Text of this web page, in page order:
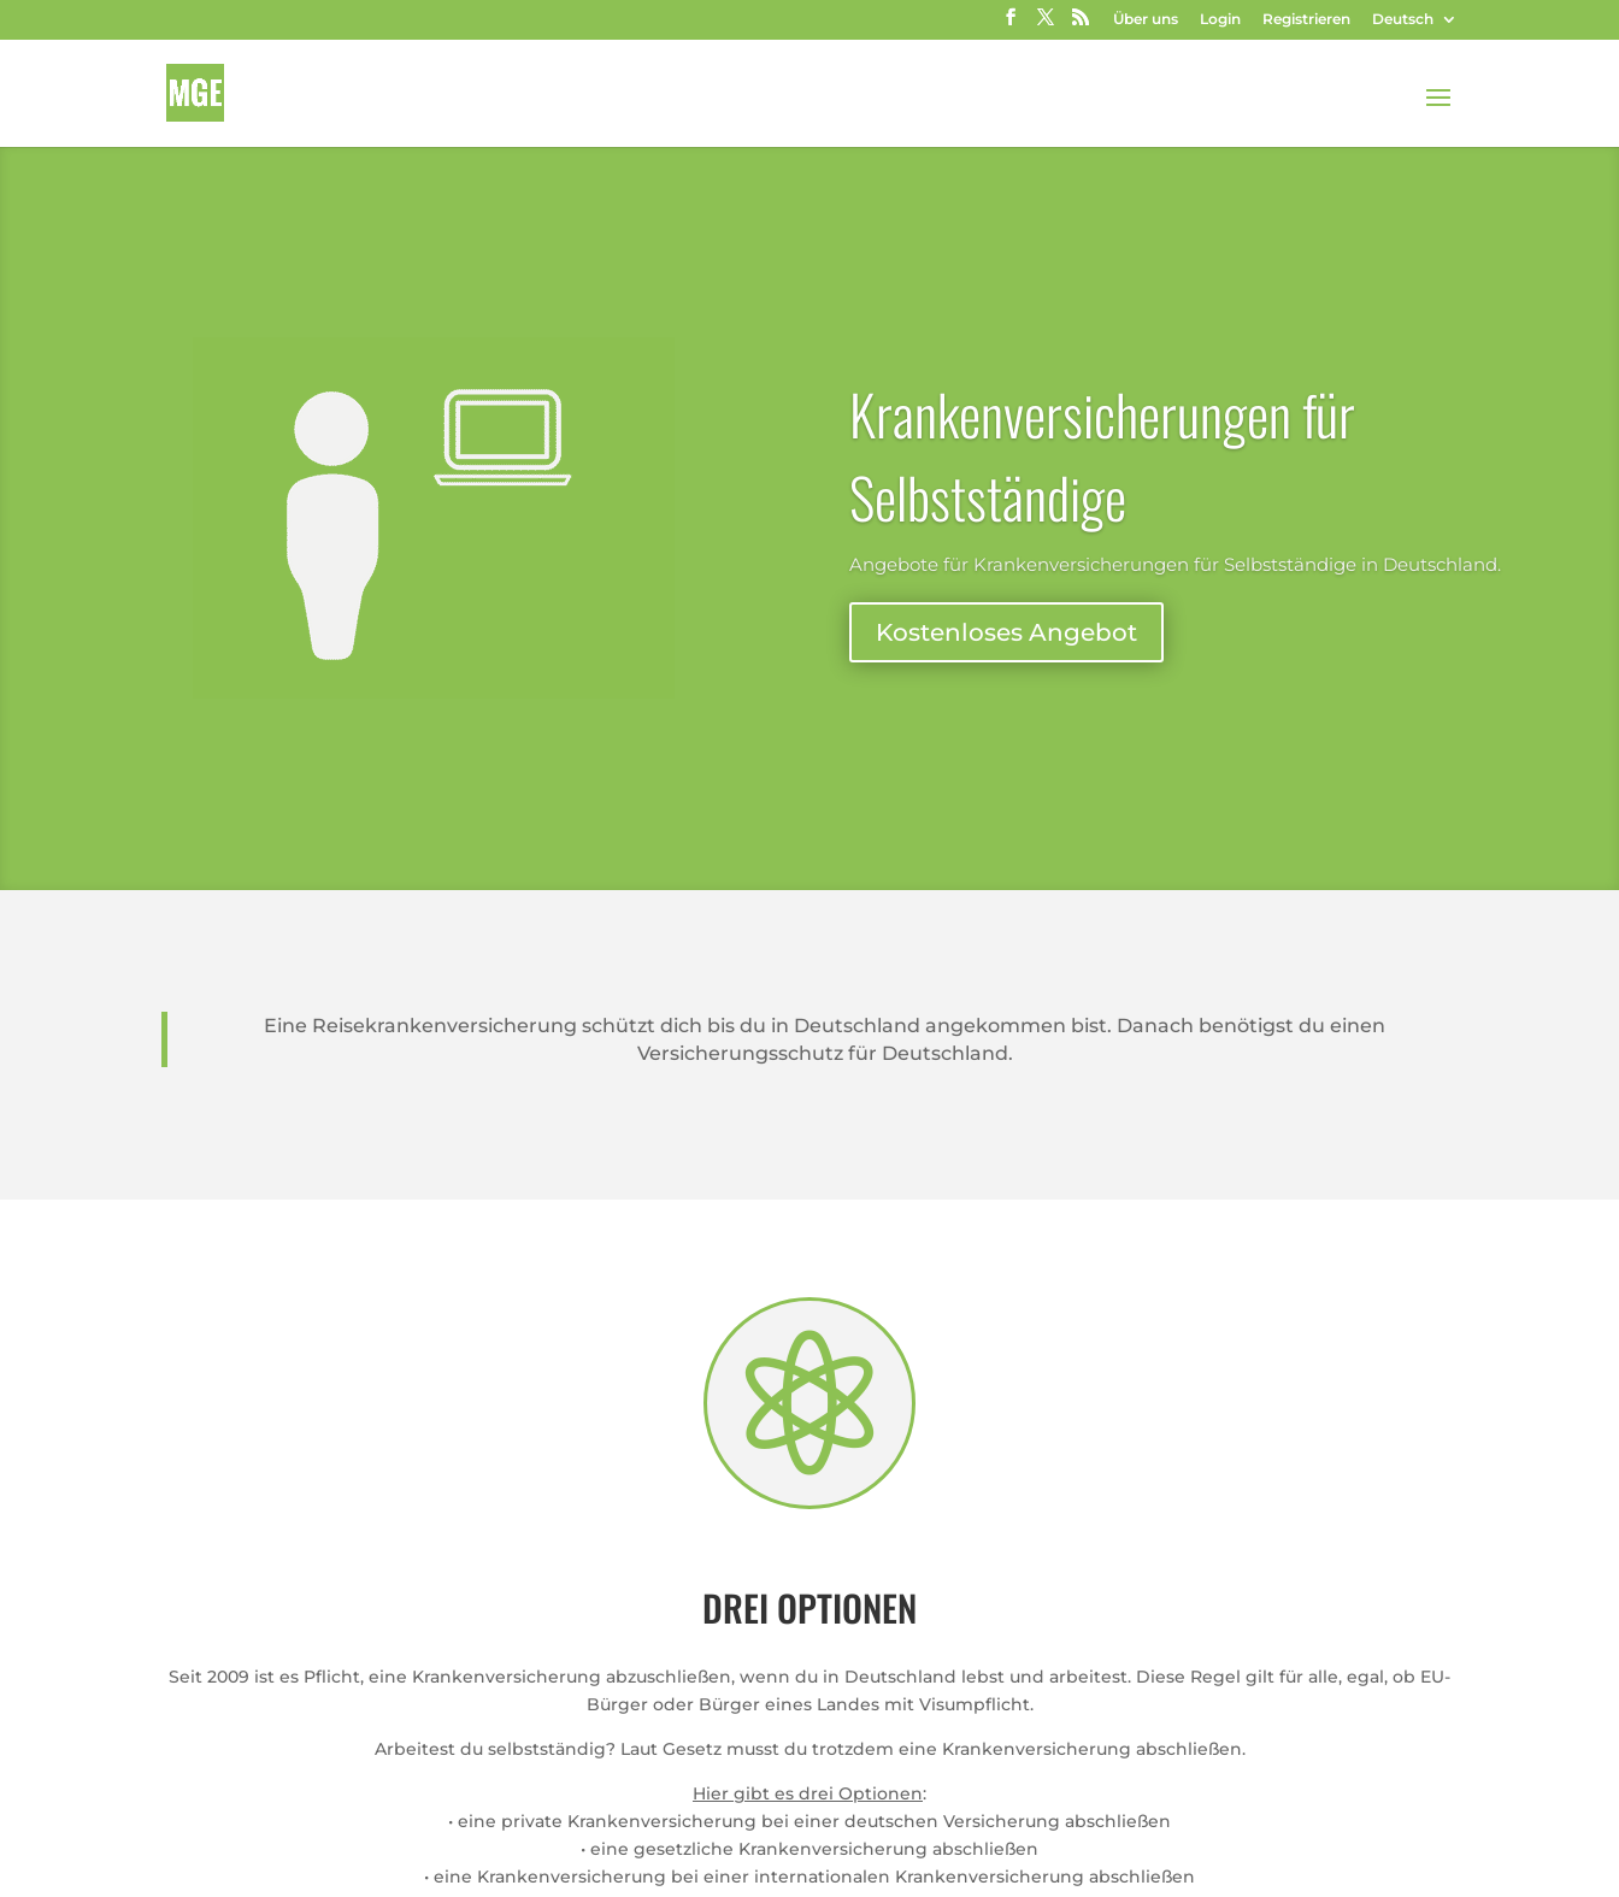
Über uns Login Registrieren Deutsch
Krankenversicherungen für
Selbstständige
Angebote für Krankenversicherungen für Selbstständige in Deutschland.
Kostenloses Angebot
Eine Reisekrankenversicherung schützt dich bis du in Deutschland angekommen bist. Danach benötigst du einen
Versicherungsschutz für Deutschland.

DREI OPTIONEN
Seit 2009 ist es Pflicht, eine Krankenversicherung abzuschließen, wenn du in Deutschland lebst und arbeitest. Diese Regel gilt für alle, egal, ob EU-
Bürger oder Bürger eines Landes mit Visumpflicht.
Arbeitest du selbstständig? Laut Gesetz musst du trotzdem eine Krankenversicherung abschließen.
Hier gibt es drei Optionen:
• eine private Krankenversicherung bei einer deutschen Versicherung abschließen
• eine gesetzliche Krankenversicherung abschließen
• eine Krankenversicherung bei einer internationalen Krankenversicherung abschließen